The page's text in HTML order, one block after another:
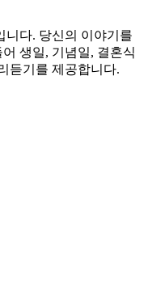
니다. 당신의 이야기를
생일, 기념일, 결혼식
듣기를 제공합니다.